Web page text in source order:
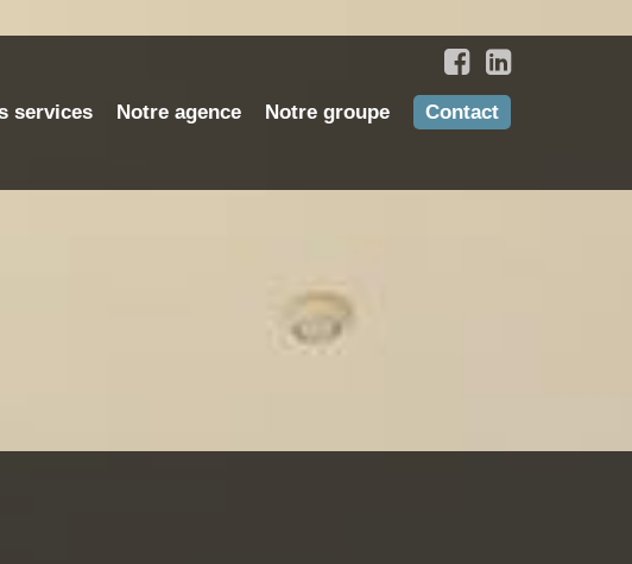
services Notre agence Notre groupe Contact